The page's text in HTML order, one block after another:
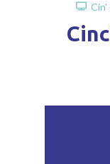
Cin'